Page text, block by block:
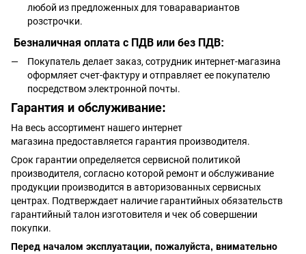
любой из предложенных для товаравариантов
розстрочки.
Безналичная оплата с ПДВ или без ПДВ:
Покупатель делает заказ, сотрудник интернет-магазина
оформляет счет-фактуру и отправляет ее покупателю
посредством электронной почты.
Гарантия и обслуживание:
На весь ассортимент нашего интернет
магазина предоставляется гарантия производителя.
Срок гарантии определяется сервисной политикой
производителя, согласно которой ремонт и обслуживание
продукции производится в авторизованных сервисных
центрах. Подтверждает наличие гарантийных обязательств
гарантийный талон изготовителя и чек об совершении
покупки.
Перед началом эксплуатации, пожалуйста, внимательно